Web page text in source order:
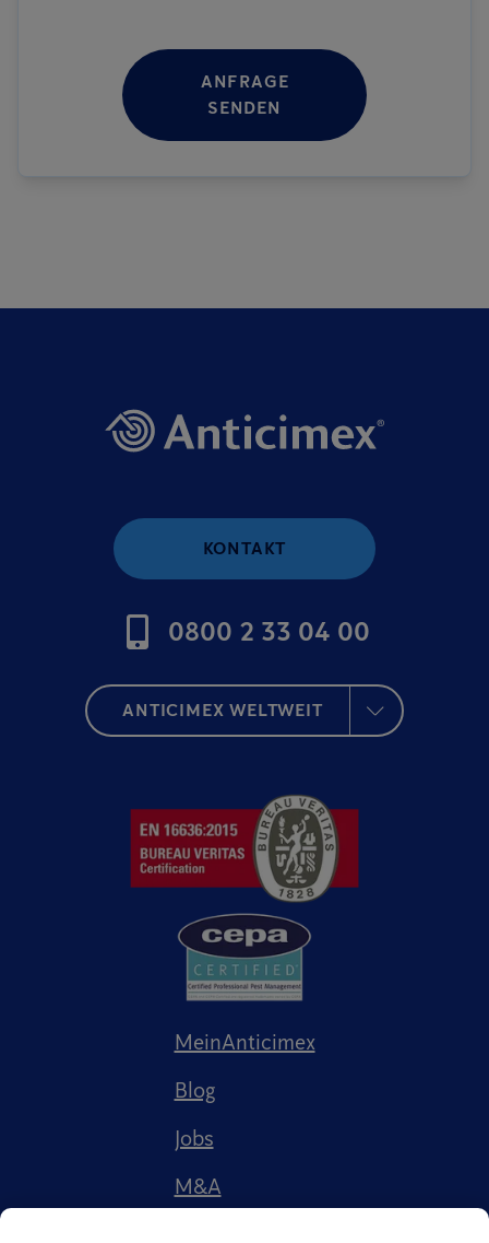
ANFRAGE
SENDEN
KONTAKT
0800 2 33 04 00
ANTICIMEX WELTWEIT
MeinAnticimex
Blog
Jobs
M&A